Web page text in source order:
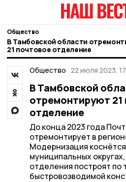
Общество
В Тамбовской области
21 почтовое отделение
Общество 22 июля 2023,
В Тамбовской
отремонтируют 21
отделение
До конца 2023 года
отремонтирует в
Модернизация
муниципальных
отделения построят по
быстровозводимой